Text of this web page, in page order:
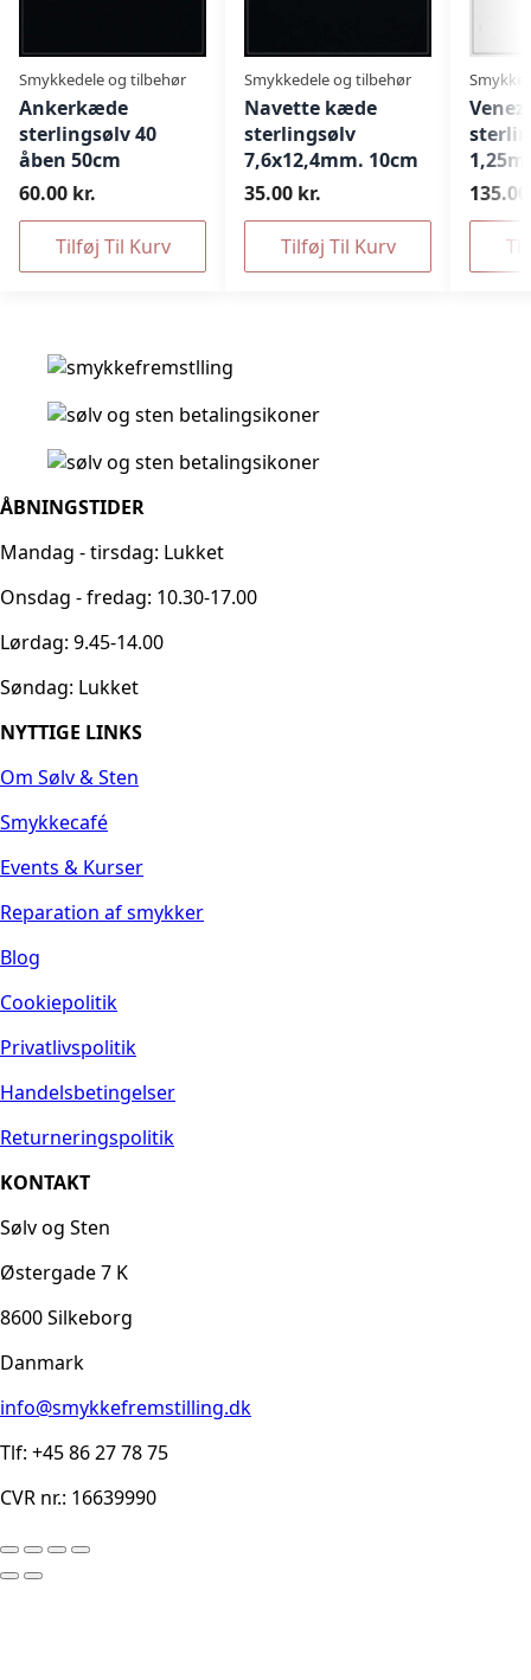
Smykkedele og tilbehør
Ankerkæde
sterlingsølv 40
åben 50cm
60.00 kr.
Tilføj Til Kurv
Smykkedele og tilbehør
Navette kæde
sterlingsølv
7,6x12,4mm. 10cm
35.00 kr.
Tilføj Til Kurv
ÅBNINGSTIDER
Mandag - tirsdag: Lukket
Onsdag - fredag: 10.30-17.00
Lørdag: 9.45-14.00
Søndag: Lukket
NYTTIGE LINKS
Om Sølv & Sten
Smykkecafé
Events & Kurser
Reparation af smykker
Blog
Cookiepolitik
Privatlivspolitik
Handelsbetingelser
Returneringspolitik
KONTAKT
Sølv og Sten
Østergade 7 K
8600 Silkeborg
Danmark
info@smykkefremstilling.dk
Tlf: +45 86 27 78 75
CVR nr.: 16639990